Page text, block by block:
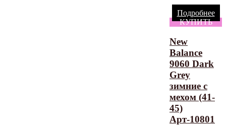
Подробнее
КУПИТЬ
New
Balance
9060 Dark
Grey
зимние с
мехом (41-
45)
Арт-10801